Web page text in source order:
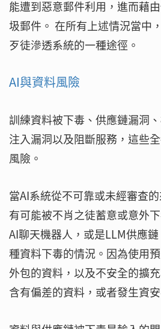
能遭到惡意郵件利用，進而藉
圾郵件。 在所有上述情況當中
歹徒滲透系統的一種途徑。
AI與資料風險
訓練資料被下毒、供應鏈漏洞
注入漏洞以及阻斷服務，這些
風險。
當AI系統從不可靠或未經審查
有可能被不肖之徒蓄意或意外
AI聊天機器人，或是LLM供應
種資料下毒的情況。因為使用
外包的資料，以及不安全的擴
含有偏差的資料，或者發生資